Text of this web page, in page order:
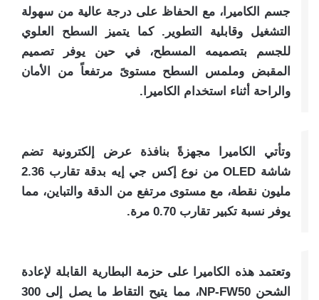
جسم الكاميرا، مع الحفاظ على درجة عالية من سهولة
التشغيل وقابلية التطوير. كما يتميز السطح العلوي
للجسم بتصميمه المسطح، في حين يوفر تصميم
المقبض وملمس السطح مستوىً مرتفعاً من الأمان
والراحة أثناء استخدام الكاميرا.
وتأتي الكاميرا مجهزةً بنافذة عرض إلكترونية تضم
شاشة OLED من نوع إكس جي إيه بدقة تقارب 2.36
مليون نقطة، مع مستوى مرتفع من الدقة والتباين، مما
يوفر نسبة تكبير تقارب 0.70 مرة.
وتعتمد هذه الكاميرا على حزمة البطارية القابلة لإعادة
الشحن NP-FW50، مما يتيح التقاط ما يصل إلى 300